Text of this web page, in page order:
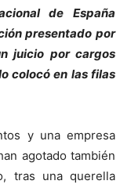
de España
presentado por
juicio por cargos
colocó en las filas
y una empresa
agotado también
tras una querella